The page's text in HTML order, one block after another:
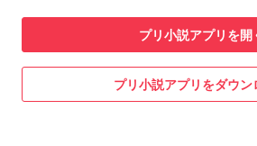
プリ小説アプリを開
プリ小説アプリをダウン